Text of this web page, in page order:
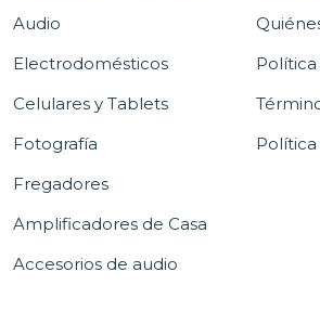
Audio
Electrodomésticos
Celulares y Tablets
Fotografía
Fregadores
Amplificadores de Casa
Accesorios de audio